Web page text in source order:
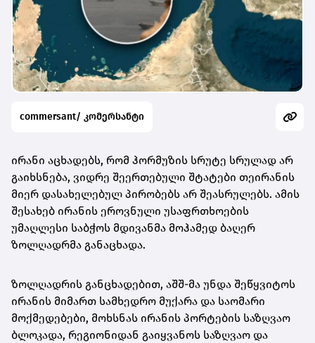
commersant/ კომერსანტი
ირანი აცხადებს, რომ ჰორმუზის სრუტე სრულად არ
გაიხსნება, ვიდრე შეერთებული შტატები თეირანის
მიერ დასახელებულ პირობებს არ შეასრულებს. ამის
შესახებ ირანის ეროვნული უსაფრთხოების
უმაღლესი საბჭოს მდივანმა მოჰამედ ბაღერ
ზოლღადრმა განაცხადა.
ზოლღადრის განცხადებით, აშშ-მა უნდა შეწყვიტოს
ირანის მიმართ სამხედრო მუქარა და საომარი
მოქმედებები, მოხსნას ირანის პორტების საზღვაო
ბლოკადა, რეგიონიდან გაიყვანოს საზღვაო და